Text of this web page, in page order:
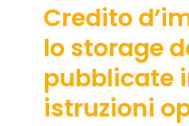
Credito
lo storage
pubblicate
istruzioni